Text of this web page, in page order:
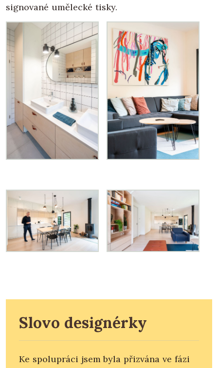
signované umělecké tisky.
Slovo designérky
Ke spolupráci jsem byla přizvána ve fázi